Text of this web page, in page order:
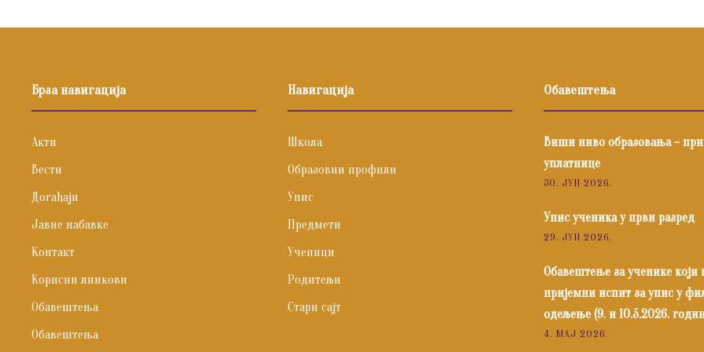
Брза навигација
Акти
Вести
Догађаји
Јавне набавке
Контакт
Корисни линкови
Обавештења
Обавештења
Навигација
Школа
Образовни профили
Упис
Предмети
Ученици
Родитељи
Стари сајт
Обавештења
Виши ниво образовања –
уплатнице
30. ЈУН 2026.
Упис ученика у први разред
29. ЈУН 2026.
Обавештење за ученике који
пријемни испит за упис у
одељење (9. и 10.5.2026.
4. МАЈ 2026.